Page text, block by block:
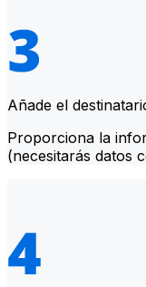
Añade el
Proporciona la
(necesitarás datos